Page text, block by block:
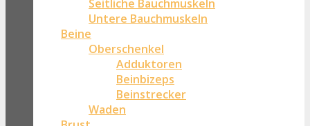
Seitliche Bauchmuskeln
Untere Bauchmuskeln
Beine
Oberschenkel
Adduktoren
Beinbizeps
Beinstrecker
Waden